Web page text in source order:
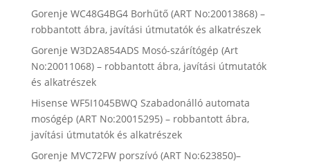
Gorenje WC48G4BG4 Borhűtő (ART No:20013868) –
robbantott ábra, javítási útmutatók és alkatrészek
Gorenje W3D2A854ADS Mosó-szárítógép (Art
No:20011068) – robbantott ábra, javítási útmutatók
és alkatrészek
Hisense WF5I1045BWQ Szabadonálló automata
mosógép (ART No:20015295) – robbantott ábra,
javítási útmutatók és alkatrészek
Gorenje MVC72FW porszívó (ART No:623850)–